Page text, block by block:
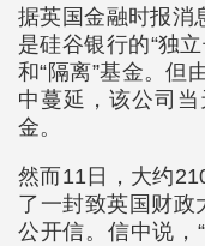
据英国金融时报消
是硅谷银行的“独
和“隔离”基金。但
中蔓延，该公司
金。
然而11日，大约
了一封致英国财政
公开信。信中说，